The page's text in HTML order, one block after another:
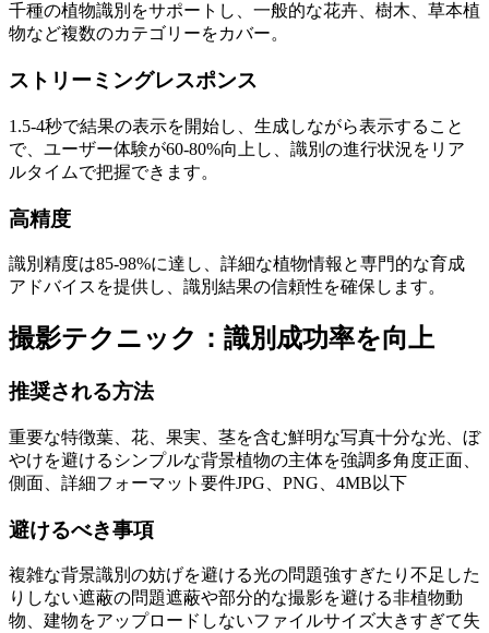
千種の植物識別をサポートし、一般的な花卉、樹木、草本植
物など複数のカテゴリーをカバー。
ストリーミングレスポンス
1.5-4秒で結果の表示を開始し、生成しながら表示すること
で、ユーザー体験が60-80%向上し、識別の進行状況をリア
ルタイムで把握できます。
高精度
識別精度は85-98%に達し、詳細な植物情報と専門的な育成
アドバイスを提供し、識別結果の信頼性を確保します。
撮影テクニック：識別成功率を向上
推奨される方法
重要な特徴葉、花、果実、茎を含む鮮明な写真十分な光、ぼ
やけを避ける シンプルな背景植物の主体を強調多角度正面、
側面、詳細フォーマット要件JPG、PNG、4MB以下
避けるべき事項
複雑な背景識別の妨げを避ける光の問題強すぎたり不足した
りしない遮蔽の問題遮蔽や部分的な撮影を避ける非植物動
物、建物をアップロードしないファイルサイズ大きすぎて失